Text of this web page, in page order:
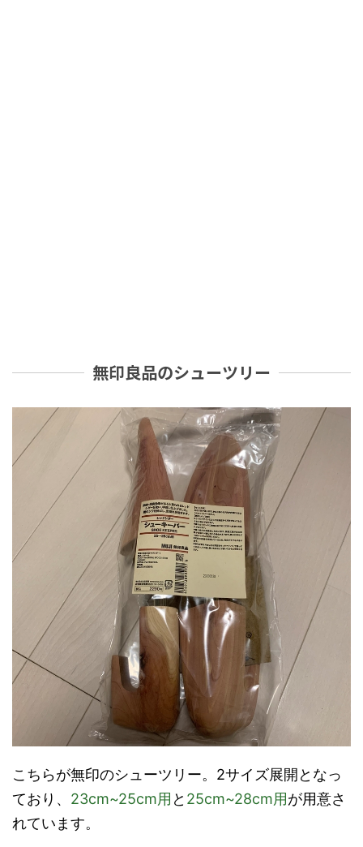
無印良品のシューツリー
こちらが無印のシューツリー。2サイズ展開となっ
ており、 23cm~25cm用 と 25cm~28cm用が用意さ
れています。